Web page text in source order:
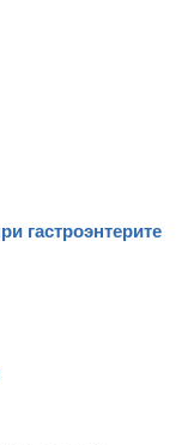
гастроэнтерите